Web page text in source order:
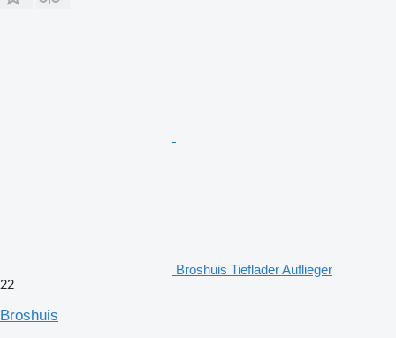
Broshuis Tieflader Auflieger
22
Broshuis